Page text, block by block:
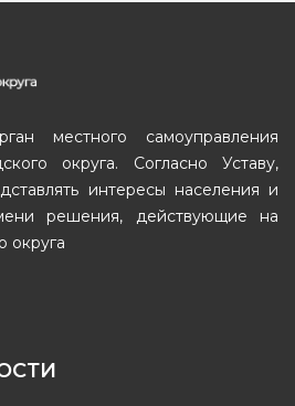
местного самоуправления
округа. Согласно Уставу,
интересы населения и
решения, действующие на
округа